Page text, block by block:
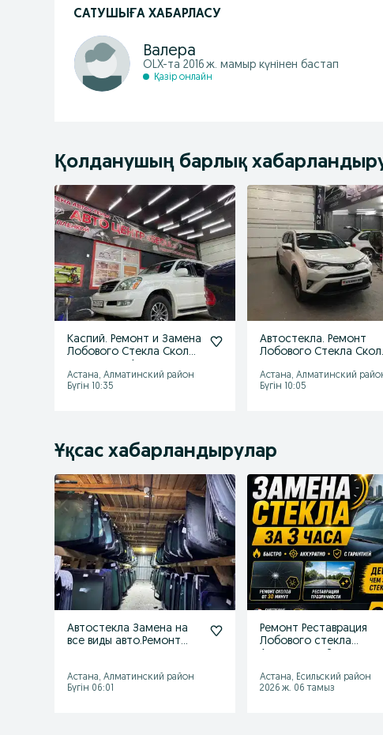
САТУШЫҒА ХАБАРЛАСУ
Валера
OLX-та 2016 ж. мамыр күнінен бастап
Қазір онлайн
Қолданушың барлық
Каспий. Ремонт и Замена
Лобового Стекла Сколы
Астана, Алматинский район
Бүгін 10:35
Автостекла. Ремонт
Лобового Стекла
Астана, Алматинский
Бүгін 10:05
Ұқсас хабарландырулар
Автостекла Замена на
все виды авто.Ремонт
Астана, Алматинский район
Бүгін 06:01
Ремонт Реставрация
Лобового стекла
Астана, Есильский район
2026 ж. 06 тамыз